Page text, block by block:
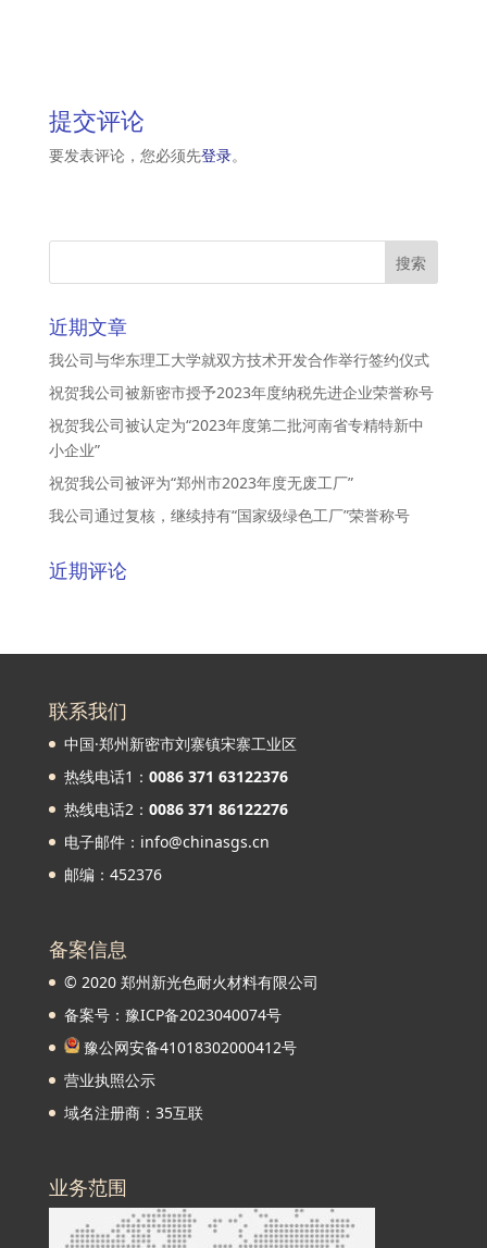
提交评论
要发表评论，您必须先登录。
近期文章
我公司与华东理工大学就双方技术开发合作举行签约仪式
祝贺我公司被新密市授予2023年度纳税先进企业荣誉称号
祝贺我公司被认定为“2023年度第二批河南省专精特新中
小企业”
祝贺我公司被评为“郑州市2023年度无废工厂”
我公司通过复核，继续持有“国家级绿色工厂”荣誉称号
近期评论
联系我们
中国·郑州新密市刘寨镇宋寨工业区
热线电话1： 0086 371 63122376
热线电话2： 0086 371 86122276
电子邮件：info@chinasgs.cn
邮编：452376
备案信息
© 2020 郑州新光色耐火材料有限公司
备案号：豫ICP备2023040074号
豫公网安备41018302000412号
营业执照公示
域名注册商：35互联
业务范围